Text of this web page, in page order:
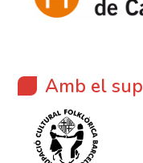
Amb el